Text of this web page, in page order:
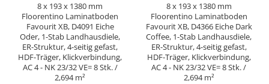
8 x 193 x 1380 mm
Floorentino Laminatboden
Favourit XB, D4091 Eiche
Oder, 1-Stab Landhausdiele,
ER-Struktur, 4-seitig gefast,
HDF-Träger, Klickverbindung,
AC 4 - NK 23/32 VE= 8 Stk. /
2,694 m²
8 x 193 x 1380 mm
Floorentino Laminatboden
Favourit XB, D4366 Eiche Dark
Coffee, 1-Stab Landhausdiele,
ER-Struktur, 4-seitig gefast,
HDF-Träger, Klickverbindung,
AC 4 - NK 23/32 VE= 8 Stk. /
2,694 m²